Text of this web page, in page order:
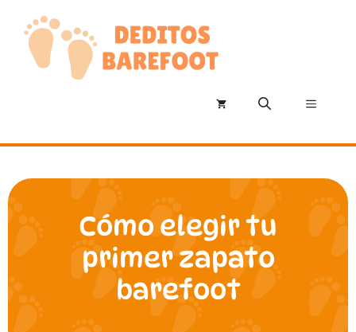
contenido
Menú
Cómo elegir tu
primer zapato
barefoot